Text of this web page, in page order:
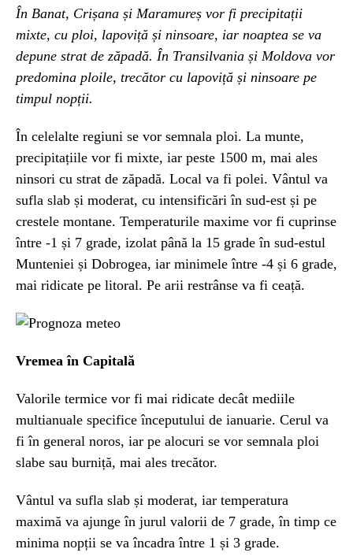
În Banat, Crișana și Maramureș vor fi precipitații
mixte, cu ploi, lapoviță și ninsoare, iar noaptea se va
depune strat de zăpadă. În Transilvania și Moldova vor
predomina ploile, trecător cu lapoviță și ninsoare pe
timpul nopții.
În celelalte regiuni se vor semnala ploi. La munte,
precipitațiile vor fi mixte, iar peste 1500 m, mai ales
ninsori cu strat de zăpadă. Local va fi polei. Vântul va
sufla slab și moderat, cu intensificări în sud-est și pe
crestele montane. Temperaturile maxime vor fi cuprinse
între -1 și 7 grade, izolat până la 15 grade în sud-estul
Munteniei și Dobrogea, iar minimele între -4 și 6 grade,
mai ridicate pe litoral. Pe arii restrânse va fi ceață.
Vremea în Capitală
Valorile termice vor fi mai ridicate decât mediile
multianuale specifice începutului de ianuarie. Cerul va
fi în general noros, iar pe alocuri se vor semnala ploi
slabe sau burniță, mai ales trecător.
Vântul va sufla slab și moderat, iar temperatura
maximă va ajunge în jurul valorii de 7 grade, în timp ce
minima nopții se va încadra între 1 și 3 grade.